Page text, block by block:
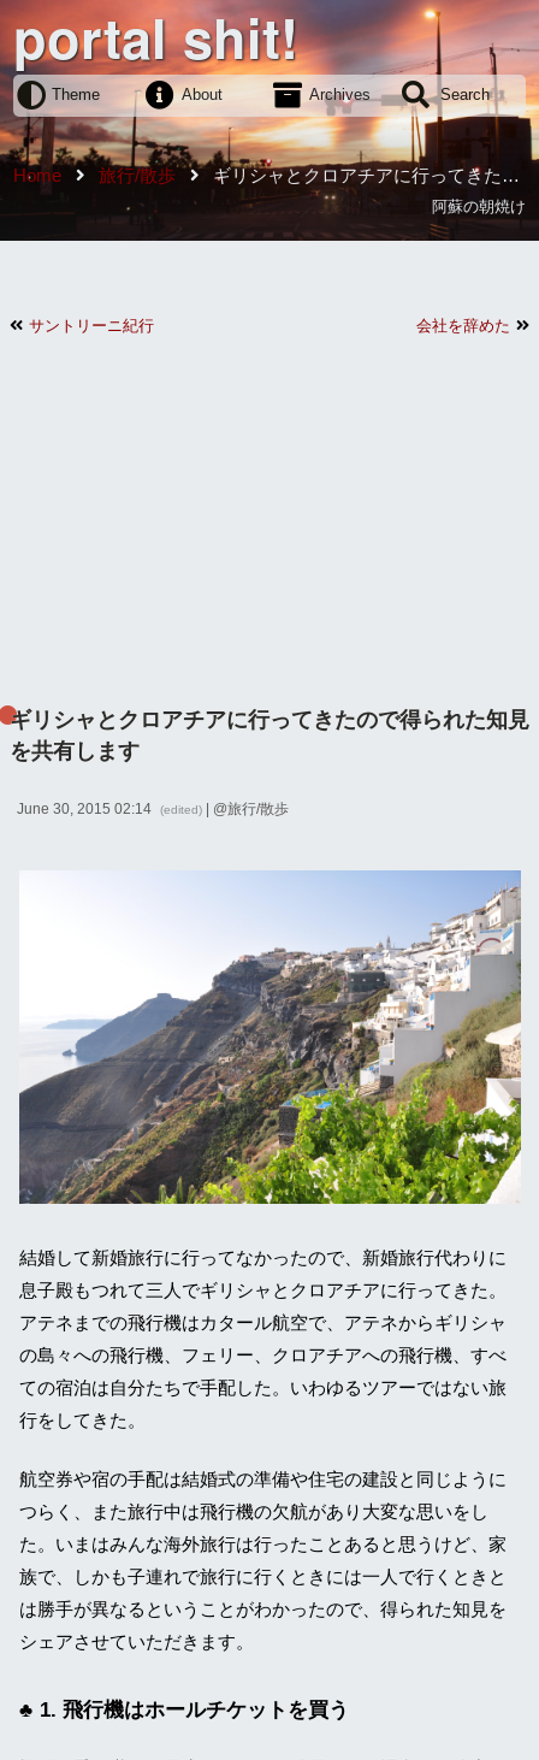
portal shit!
Theme About Archives Search
Home 旅行/散歩
ギリシャとクロアチアに行ってきたの
で得られた知見を共有します
阿蘇の朝焼け
サントリーニ紀行 会社を辞めた
ギリシャとクロアチアに行ってきたので得られた知見
を共有します
June 30, 2015 02:14 (edited) | @旅行/散歩
結婚して新婚旅行に行ってなかったので、新婚旅行代わりに
息子殿もつれて三人でギリシャとクロアチアに行ってきた。
アテネまでの飛行機はカタール航空で、アテネからギリシャ
の島々への飛行機、フェリー、クロアチアへの飛行機、すべ
ての宿泊は自分たちで手配した。いわゆるツアーではない旅
行をしてきた。
航空券や宿の手配は結婚式の準備や住宅の建設と同じように
つらく、また旅行中は飛行機の欠航があり大変な思いをし
た。いまはみんな海外旅行は行ったことあると思うけど、家
族で、しかも子連れで旅行に行くときには一人で行くときと
は勝手が異なるということがわかったので、得られた知見を
シェアさせていただきます。
1. 飛行機はホールチケットを買う